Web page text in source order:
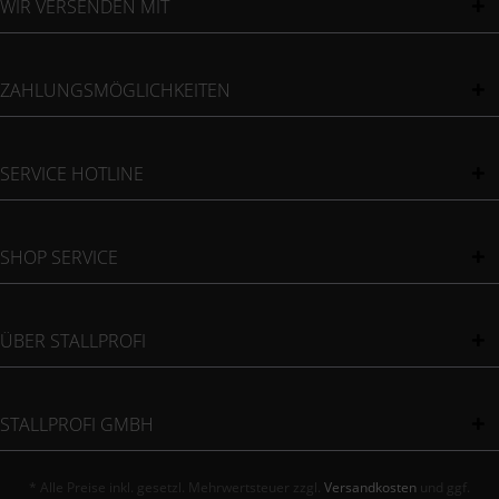
WIR VERSENDEN MIT
ZAHLUNGSMÖGLICHKEITEN
SERVICE HOTLINE
SHOP SERVICE
ÜBER STALLPROFI
STALLPROFI GMBH
* Alle Preise inkl. gesetzl. Mehrwertsteuer zzgl. Versandkosten und ggf.